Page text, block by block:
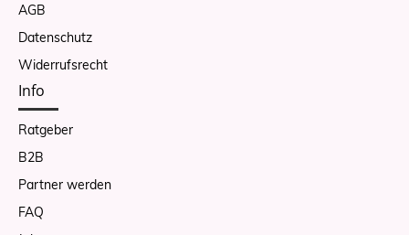
AGB
Datenschutz
Widerrufsrecht
Info
Ratgeber
B2B
Partner werden
FAQ